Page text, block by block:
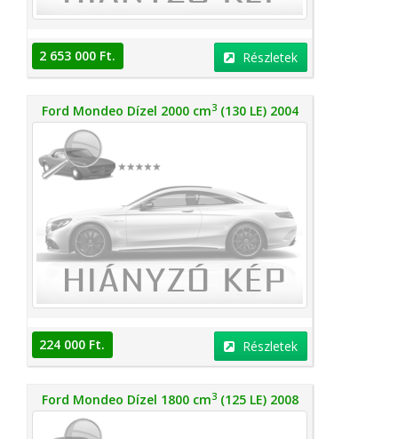
2 653 000 Ft. Részletek
Ford Mondeo Dízel 2000 cm3(130 LE) 2004
224 000 Ft. Részletek
Ford Mondeo Dízel 1800 cm3(125 LE) 2008